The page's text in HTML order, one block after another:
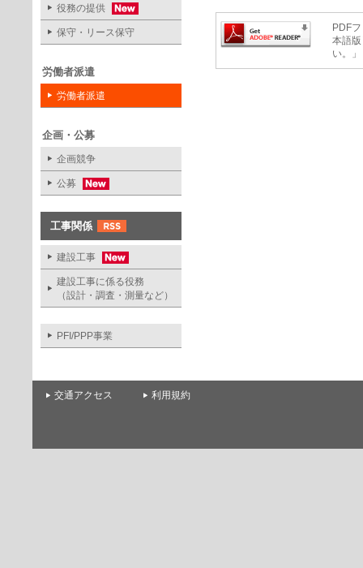
役務の提供
保守・リース保守
労働者派遣
労働者派遣
企画・公募
企画競争
公募
工事関係
建設工事
建設工事に係る役務
（設計・調査・測量など）
PFI/PPP事業
PDF
本語
い。」
交通アクセス 利用規約